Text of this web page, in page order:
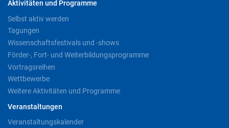
Aktivitäten und Programme
Selbst aktiv werden
Tagungen
Wissenschaftsfestivals und -shows
Förder-, Fort- und Weiterbildungsprogramme
Vortragsreihen
Wettbewerbe
Weitere Aktivitäten und Programme
Veranstaltungen
Veranstaltungskalender